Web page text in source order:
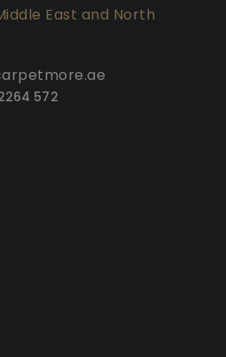
East and North
572